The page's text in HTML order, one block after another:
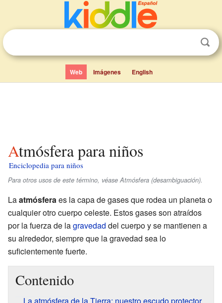
Web Imágenes English
Atmósfera para niños
Enciclopedia para niños
Para otros usos de este término, véase Atmósfera (desambiguación).
Laatmósferaes la capa de gases que rodea un planeta o
cualquier otro cuerpo celeste. Estos gases son atraídos
por la fuerza de lagravedad del cuerpo y se mantienen a
su alrededor, siempre que la gravedad sea lo
suficientemente fuerte.
Contenido
La atmósfera de la Tierra: nuestro escudo protector